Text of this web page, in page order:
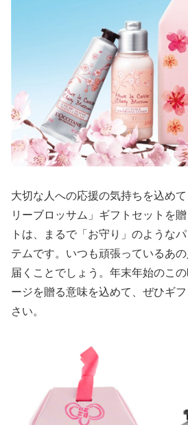
大切な人への応援の気持ちを込め
リーブロッサム」ギフトセットを
トは、まるで「お守り」のような
テムです。いつも頑張っているあ
届くことでしょう。年末年始のこ
ージを贈る意味を込めて、ぜひギ
さい。